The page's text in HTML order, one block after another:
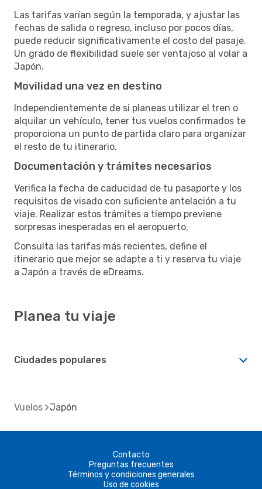
Las tarifas varían según la temporada, y ajustar las
fechas de salida o regreso, incluso por pocos días,
puede reducir significativamente el costo del pasaje.
Un grado de flexibilidad suele ser ventajoso al volar a
Japón.
Movilidad una vez en destino
Independientemente de si planeas utilizar el tren o
alquilar un vehículo, tener tus vuelos confirmados te
proporciona un punto de partida claro para organizar
el resto de tu itinerario.
Documentación y trámites necesarios
Verifica la fecha de caducidad de tu pasaporte y los
requisitos de visado con suficiente antelación a tu
viaje. Realizar estos trámites a tiempo previene
sorpresas inesperadas en el aeropuerto.
Consulta las tarifas más recientes, define el
itinerario que mejor se adapte a ti y reserva tu viaje
a Japón a través de eDreams.
Planea tu viaje
Ciudades populares
Vuelos Japón
Contacto
Preguntas frecuentes
Términos y condiciones generales
Uso de cookies